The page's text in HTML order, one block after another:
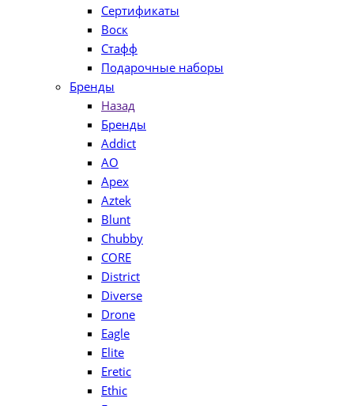
Сертификаты
Воск
Стафф
Подарочные наборы
Бренды
Назад
Бренды
Addict
AO
Apex
Aztek
Blunt
Chubby
CORE
District
Diverse
Drone
Eagle
Elite
Eretic
Ethic